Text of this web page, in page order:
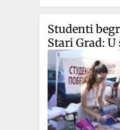
Studenti
Stari Grad:
bivšeg
građanima o